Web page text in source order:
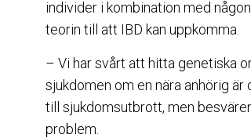
individer i kombination med
teorin till att IBD kan uppkomma.
– Vi har svårt att hitta genetiska
sjukdomen om en nära anhörig
till sjukdomsutbrott, men
problem.